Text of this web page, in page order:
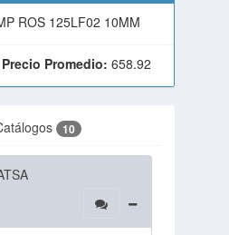
ROS 125LF02 10MM
Precio Promedio: 658.92
10